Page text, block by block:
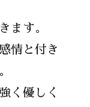
ます。
情と付き
く優しく